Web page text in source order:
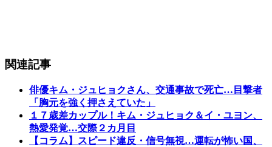
関連記事
俳優キム・ジュヒョクさん、交通事故で死亡…目撃者
「胸元を強く押さえていた」
１７歳差カップル！キム・ジュヒョク＆イ・ユヨン、
熱愛発覚…交際２カ月目
【コラム】スピード違反・信号無視…運転が怖い国、